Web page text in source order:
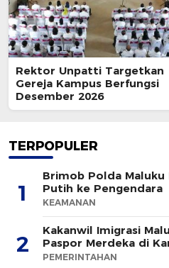
Rektor Unpatti Targetkan
Gereja Kampus Berfungsi
Desember 2026
TERPOPULER
1
Brimob Polda Maluku
Putih ke Pengendara
KEAMANAN
2
Kakanwil Imigrasi
Paspor Merdeka di
PEMERINTAHAN